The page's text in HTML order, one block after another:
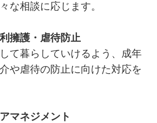
な相談に応じます。
擁護・虐待防止
て暮らしていけるよう、成年
や虐待の防止に向けた対応を
マネジメント